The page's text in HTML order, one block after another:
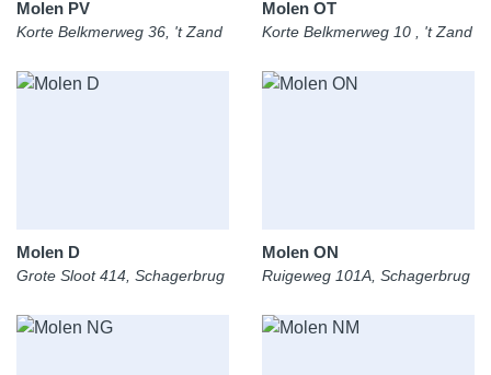
Molen PV
Korte Belkmerweg 36, 't Zand
Molen OT
Korte Belkmerweg 10 , 't Zand
Molen D
Grote Sloot 414, Schagerbrug
Molen ON
Ruigeweg 101A, Schagerbrug